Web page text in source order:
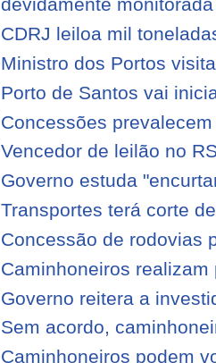
devidamente monitorada
CDRJ leiloa mil
Ministro dos Portos
Porto de Santos vai
Concessões
Vencedor de leilão no
Governo estuda
Transportes terá corte
Concessão de rodovias
Caminhoneiros
Governo reitera a
Sem acordo,
Caminhoneiros podem